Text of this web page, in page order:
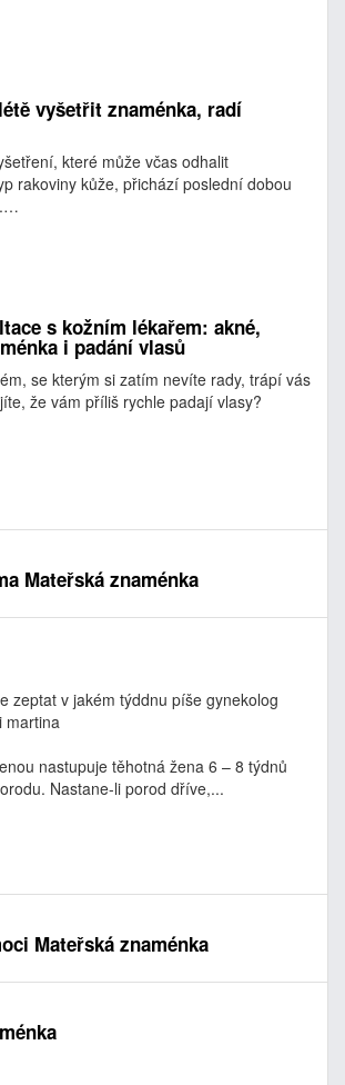
vyšetřit znaménka, radí
které může včas odhalit
rakoviny kůže, přichází poslední dobou
s kožním lékařem: akné,
i padání vlasů
se kterým si zatím nevíte rady, trápí vás
že vám příliš rychle padají vlasy?
Mateřská znaménka
zeptat v jakém týddnu píše gynekolog
martina
nastupuje těhotná žena 6 – 8 týdnů
Nastane-li porod dříve,...
Mateřská znaménka